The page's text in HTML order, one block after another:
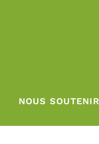
NOUS SOUTENIR